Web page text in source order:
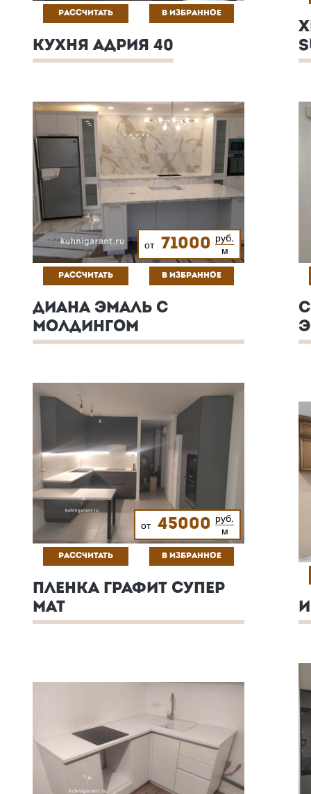
РАССЧИТАТЬ В ИЗБРАННОЕ
КУХНЯ АДРИЯ 40
от 71000 руб.
м
РАССЧИТАТЬ В ИЗБРАННОЕ
ДИАНА ЭМАЛЬ С
МОЛДИНГОМ
от 45000 руб.
м
РАССЧИТАТЬ В ИЗБРАННОЕ
ПЛЕНКА ГРАФИТ СУПЕР
МАТ